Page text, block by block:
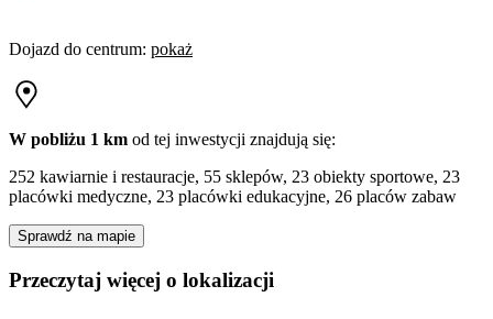
Dojazd do centrum: pokaż
W pobliżu 1 km od tej inwestycji znajdują się:
252 kawiarnie i restauracje, 55 sklepów, 23 obiekty sportowe, 23
placówki medyczne, 23 placówki edukacyjne, 26 placów zabaw
Sprawdź na mapie
Przeczytaj więcej o lokalizacji